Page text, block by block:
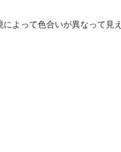
よって色合いが異なって見